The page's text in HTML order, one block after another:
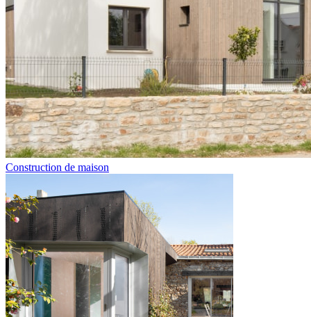
Construction de maison